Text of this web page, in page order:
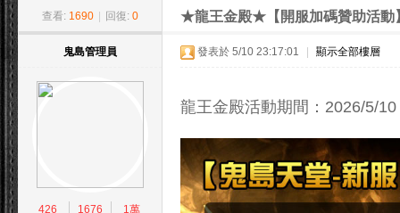
›
查看: 1690 回復: 0 ★龍王金殿★【開服加碼贊助活動
鬼島管理員
426
1676
1萬
發表於 5/10 23:17:01 顯示全部樓層
龍王金殿活動期間：2026/5/